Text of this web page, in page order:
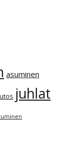
asuminen
juhlat